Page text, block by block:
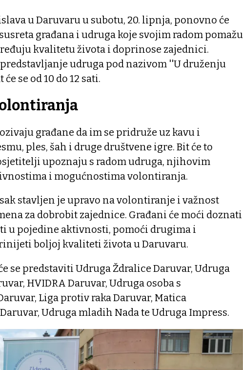
u Daruvaru u subotu, 20. lipnja, ponovno će
građana i udruga koje svojim radom pomažu
kvalitetu života i doprinose zajednici.
udruga pod nazivom ''U druženju
se od 10 do 12 sati.
građane da im se pridruže uz kavu i
ples, šah i druge društvene igre. Bit će to
upoznaju s radom udruga, njihovim
i mogućnostima volontiranja.
stavljen je upravo na volontiranje i važnost
za dobrobit zajednice. Građani će moći doznati
u pojedine aktivnosti, pomoći drugima i
boljoj kvaliteti života u Daruvaru.
se predstaviti Udruga Ždralice Daruvar, Udruga
HVIDRA Daruvar, Udruga osoba s
Liga protiv raka Daruvar, Matica
Udruga mladih Nada te Udruga Impress.